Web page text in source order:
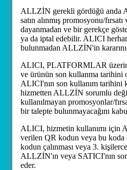
ALLZİN gerekli gördüğü anda
satın alınmış promosyonu/
dayanmadan ve bir gerekçe
ya da iptal edebilir. ALICI
bulunmadan ALLZİN'in
ALICI, PLATFORMLAR
ve ürünün son kullanma tarihini
ALICI'nın son kullanım tarihini
hizmetten ALLZİN sorumlu
kullanılmayan promosyonlar/
bir talepte bulunmayacağını
ALICI, hizmetin kullanımı için
verilen QR kodun veya bu koda
kodun çalınması veya 3.
ALLZİN'ın veya SATICI'nın
eder.